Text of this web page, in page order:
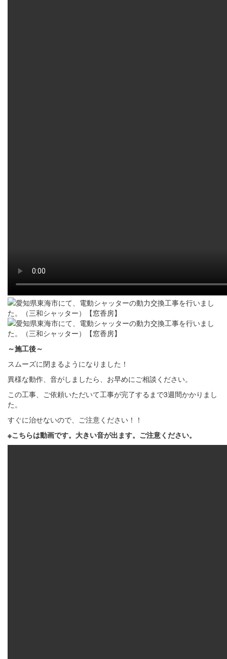
～施工後～
スムーズに閉まるようになりました！
異様な動作、音がしましたら、お早めにご相談ください。
この工事、ご依頼いただいて工事が完了するまで3週間かかりまし
た。
すぐに治せないので、ご注意ください！！
※こちらは動画です。大きい音が出ます。ご注意ください。